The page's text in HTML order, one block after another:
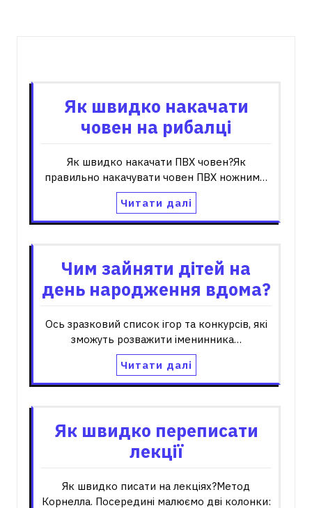
Як швидко накачати
човен на рибалці
Як швидко накачати ПВХ човен?Як
правильно накачувати човен ПВХ ножним…
Читати далі
Чим зайняти дітей на
день народження вдома?
Ось зразковий список ігор та конкурсів, які
зможуть розважити іменинника…
Читати далі
Як швидко переписати
лекції
Як швидко писати на лекціях?Метод
Корнелла. Посередині малюємо дві колонки: